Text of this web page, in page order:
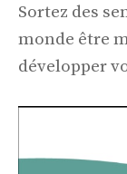
Sortez des
monde être
développer